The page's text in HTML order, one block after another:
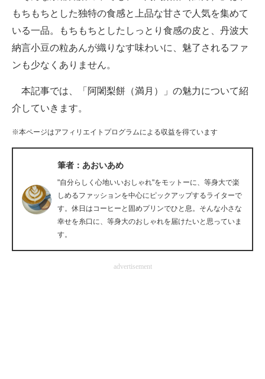
ビジネスと働き方のヒント
マーケ×ITの今がよく分かる
企業向けIT製品の総合サイト
IT製品の技術・比較・事例
製造業のIT導入・活用を支援
もちもちとした独特の食感と上品な甘さで人気を集めて
いる一品。もちもちとしたしっとり食感の皮と、丹波大
納言小豆の粒あんが織りなす味わいに、魅了されるファ
ンも少なくありません。
本記事では、「阿闍梨餅（満月）」の魅力について紹
介していきます。
※本ページはアフィリエイトプログラムによる収益を得ています
筆者：あおいあめ
"自分らしく心地いいおしゃれ"をモットーに、等身大で楽
しめるファッションを中心にピックアップするライターで
す。休日はコーヒーと固めプリンでひと息。そんな小さな
幸せを糸口に、等身大のおしゃれを届けたいと思っていま
す。
advertisement